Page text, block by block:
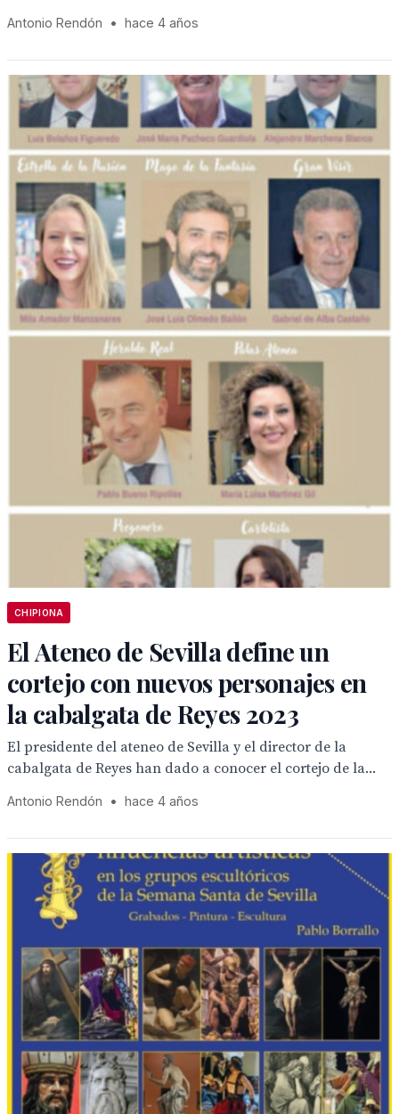
Antonio Rendón • hace 4 años
CHIPIONA
El Ateneo de Sevilla define un
cortejo con nuevos personajes en
la cabalgata de Reyes 2023
El presidente del ateneo de Sevilla y el director de la
cabalgata de Reyes han dado a conocer el cortejo de la...
Antonio Rendón • hace 4 años